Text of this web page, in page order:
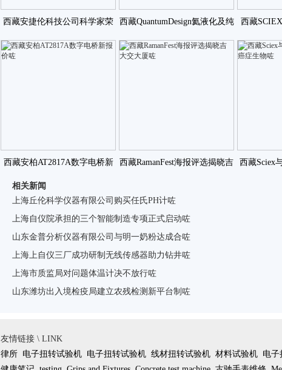
西藏安捷伦科技公司科学家荣
获杰出青年科学家奖咗
西藏QuantumDesign氦液化及纯
化系咗
西藏
西藏安柏AT2817A数字电桥新
报价咗
西藏RamanFest海报评选揭晓吉 西藏Sciex
相关新闻
上海丘伦科学仪器有限公司购买任氏PH计咗
上海自仪院承担的三个智能制造专项正式启动咗
山东金普分析仪器有限公司与明一奶粉达成合咗
上海上自仪三厂成功研制无线传感器助力钻井咗
上海市质监局对问题体温计决不放行咗
山东潍坊出入境检疫局建立农残检测新平台制咗
友情链接 \ LINK
律所 电子扭转试验机 电子扭转试验机 线材扭转试验机 材料试验机 电子